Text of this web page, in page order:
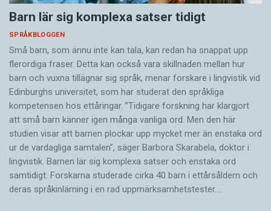
Barn lär sig komplexa satser tidigt
SPRÅKBLOGGEN
Små barn, som ännu inte kan tala, kan redan ha snappat upp
flerordiga fraser. Detta kan också vara skillnaden mellan hur
barn och vuxna tillägnar sig språk, menar forskare i lingvistik vid
Edinburghs universitet, som har studerat den språkliga
kompetensen hos ettåringar. ”Tidigare forskning har klargjort
att små barn känner igen många vanliga ord. Men den här
studien visar att barnen plockar upp mycket mer än enstaka ord
ur de vardagliga samtalen”, säger Barbora Skarabela, doktor i
lingvistik. Barnen lär sig komplexa satser och enstaka ord
samtidigt. Forskarna studerade cirka 40 barn i ettårsåldern och
deras språkinlärning i en rad uppmärksamhetstester.…